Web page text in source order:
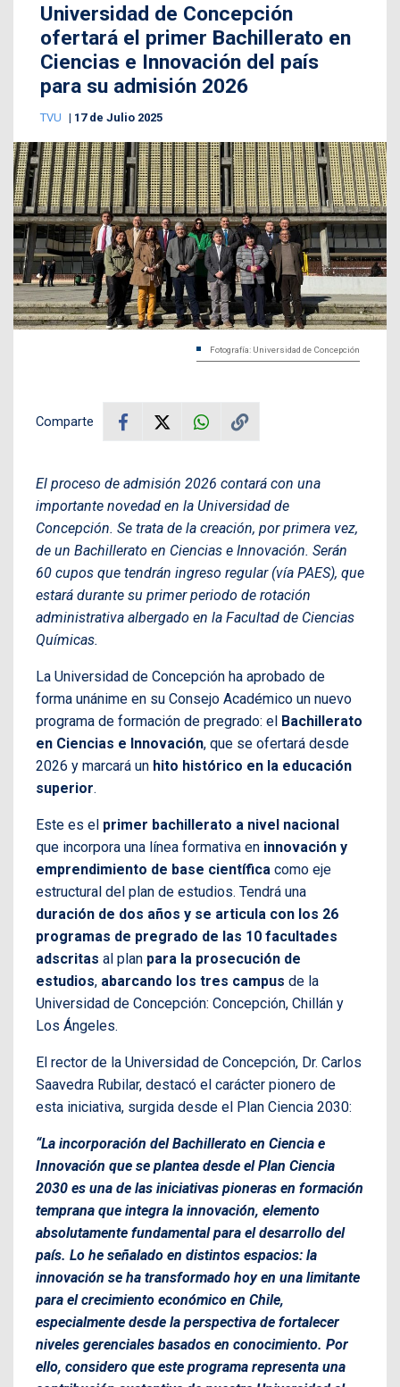
Universidad de Concepción
ofertará el primer Bachillerato en
Ciencias e Innovación del país
para su admisión 2026
TVU 17 de Julio 2025
Fotografía: Universidad de Concepción
Comparte
El proceso de admisión 2026 contará con una
importante novedad en la Universidad de
Concepción. Se trata de la creación, por primera vez,
de un Bachillerato en Ciencias e Innovación. Serán
60 cupos que tendrán ingreso regular (vía PAES), que
estará durante su primer periodo de rotación
administrativa albergado en la Facultad de Ciencias
Químicas.
La Universidad de Concepción ha aprobado de
forma unánime en su Consejo Académico un nuevo
programa de formación de pregrado: el Bachillerato
en Ciencias e Innovación, que se ofertará desde
2026 y marcará un hito histórico en la educación
superior.
Este es el primer bachillerato a nivel nacional
que incorpora una línea formativa en innovación y
emprendimiento de base científica como eje
estructural del plan de estudios. Tendrá una
duración de dos años y se articula con los 26
programas de pregrado de las 10 facultades
adscritas al plan para la prosecución de
estudios, abarcando los tres campus de la
Universidad de Concepción: Concepción, Chillán y
Los Ángeles.
El rector de la Universidad de Concepción, Dr. Carlos
Saavedra Rubilar, destacó el carácter pionero de
esta iniciativa, surgida desde el Plan Ciencia 2030:
“La incorporación del Bachillerato en Ciencia e
Innovación que se plantea desde el Plan Ciencia
2030 es una de las iniciativas pioneras en formación
temprana que integra la innovación, elemento
absolutamente fundamental para el desarrollo del
país. Lo he señalado en distintos espacios: la
innovación se ha transformado hoy en una limitante
para el crecimiento económico en Chile,
especialmente desde la perspectiva de fortalecer
niveles gerenciales basados en conocimiento. Por
ello, considero que este programa representa una